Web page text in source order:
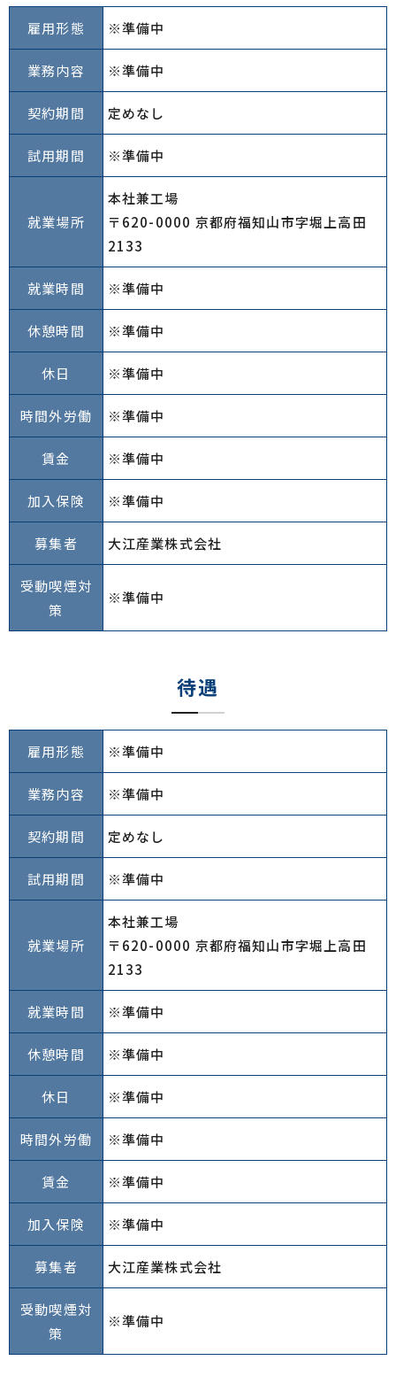
雇用形態 ※準備中
業務内容 ※準備中
契約期間 定めなし
試用期間 ※準備中
就業場所
本社兼工場
〒620-0000 京都府福知山市字堀上高田
2133
就業時間 ※準備中
休憩時間 ※準備中
休日 ※準備中
時間外労働 ※準備中
賃金 ※準備中
加入保険 ※準備中
募集者 大江産業株式会社
受動喫煙対
策
※準備中
待遇
雇用形態 ※準備中
業務内容 ※準備中
契約期間 定めなし
試用期間 ※準備中
就業場所
本社兼工場
〒620-0000 京都府福知山市字堀上高田
2133
就業時間 ※準備中
休憩時間 ※準備中
休日 ※準備中
時間外労働 ※準備中
賃金 ※準備中
加入保険 ※準備中
募集者 大江産業株式会社
受動喫煙対
策
※準備中